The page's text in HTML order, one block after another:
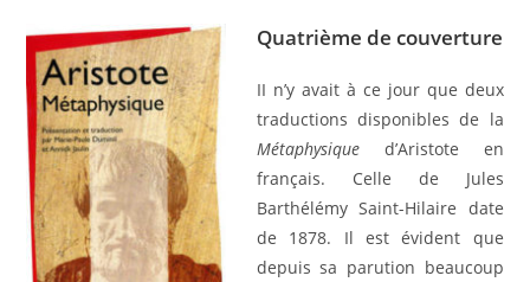
Quatrième de couverture
II n’y avait à ce jour que deux
traductions disponibles de la
Métaphysiqued’Aristote en
français. Celle de Jules
Barthélémy Saint-Hilaire date
de 1878. Il est évident que
depuis sa parution beaucoup